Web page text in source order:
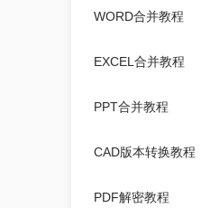
WORD合并教程
EXCEL合并教程
PPT合并教程
CAD版本转换教程
PDF解密教程